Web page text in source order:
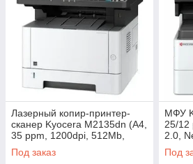
Лазерный копир-принтер-
сканер Kyocera M2135dn (А4,
35 ppm, 1200dpi, 512Mb,
USB, Network, автоподатчик,
тонер)
Под заказ
МФУ
25/12
2.0,
Под